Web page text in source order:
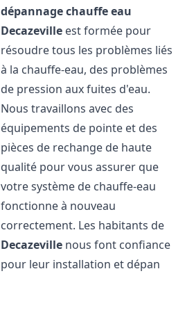
dépannage chauffe eau
Decazeville est formée pour
résoudre tous les problèmes liés
à la chauffe-eau, des problèmes
de pression aux fuites d'eau.
Nous travaillons avec des
équipements de pointe et des
pièces de rechange de haute
qualité pour vous assurer que
votre système de chauffe-eau
fonctionne à nouveau
correctement. Les habitants de
Decazeville nous font confiance
pour leur installation et dépan